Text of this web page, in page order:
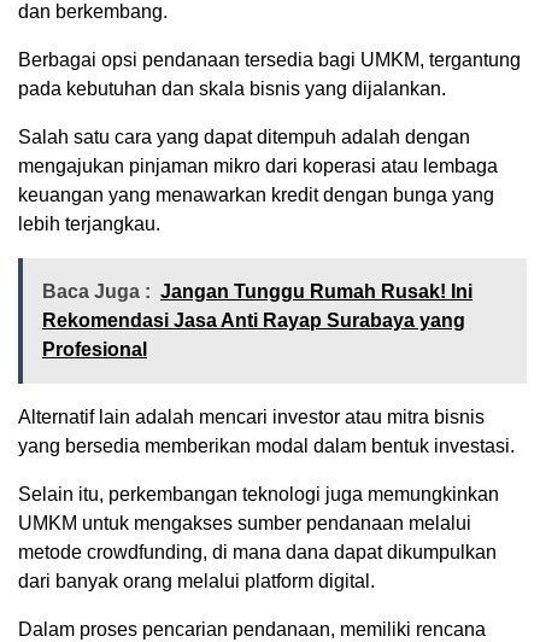
dan berkembang.
Berbagai opsi pendanaan tersedia bagi UMKM, tergantung
pada kebutuhan dan skala bisnis yang dijalankan.
Salah satu cara yang dapat ditempuh adalah dengan
mengajukan pinjaman mikro dari koperasi atau lembaga
keuangan yang menawarkan kredit dengan bunga yang
lebih terjangkau.
Baca Juga : Jangan Tunggu Rumah Rusak! Ini
Rekomendasi Jasa Anti Rayap Surabaya yang
Profesional
Alternatif lain adalah mencari investor atau mitra bisnis
yang bersedia memberikan modal dalam bentuk investasi.
Selain itu, perkembangan teknologi juga memungkinkan
UMKM untuk mengakses sumber pendanaan melalui
metode crowdfunding, di mana dana dapat dikumpulkan
dari banyak orang melalui platform digital.
Dalam proses pencarian pendanaan, memiliki rencana